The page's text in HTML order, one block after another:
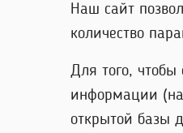
Наш сайт
количество
Для того, чтобы
информации
открытой базы